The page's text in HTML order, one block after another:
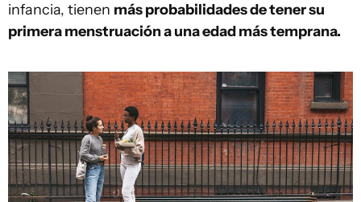
infancia, tienen más probabilidades de tener su
primera menstruación a una edad más temprana.